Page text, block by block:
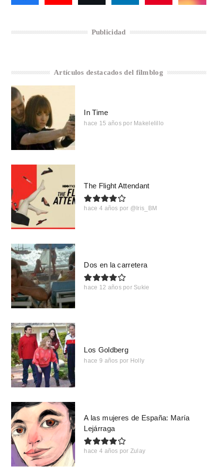
Publicidad
Artículos destacados del filmblog
In Time
hace 15 años por Makelelillo
The Flight Attendant
hace 4 años por @Iris_BM
Dos en la carretera
hace 12 años por Sukie
Los Goldberg
hace 9 años por Holly
A las mujeres de España: María
Lejárraga
hace 4 años por Zulay